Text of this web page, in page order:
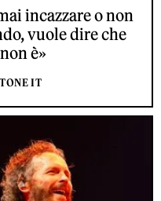
incazzare o non
vuole dire che
è»
IT